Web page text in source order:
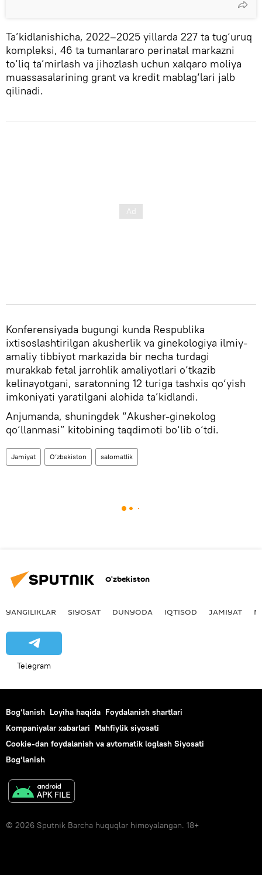
Ta’kidlanishicha, 2022–2025 yillarda 227 ta tug‘uruq
kompleksi, 46 ta tumanlararo perinatal markazni
to‘liq ta’mirlash va jihozlash uchun xalqaro moliya
muassasalarining grant va kredit mablag‘lari jalb
qilinadi.
Konferensiyada bugungi kunda Respublika
ixtisoslashtirilgan akusherlik va ginekologiya ilmiy-
amaliy tibbiyot markazida bir necha turdagi
murakkab fetal jarrohlik amaliyotlari o‘tkazib
kelinayotgani, saratonning 12 turiga tashxis qo‘yish
imkoniyati yaratilgani alohida ta’kidlandi.
Anjumanda, shuningdek “Akusher-ginekolog
qo‘llanmasi” kitobining taqdimoti bo‘lib o‘tdi.
Jamiyat O‘zbekiston salomatlik
O‘zbekiston
YANGILIKLAR SIYOSAT DUNYODA IQTISOD JAMIYAT
Telegram
Bog‘lanish Loyiha haqida Foydalanish shartlari
Kompaniyalar xabarlari Mahfiylik siyosati
Cookie-dan foydalanish va avtomatik loglash Siyosati
Bog‘lanish
© 2026 Sputnik Barcha huquqlar himoyalangan. 18+